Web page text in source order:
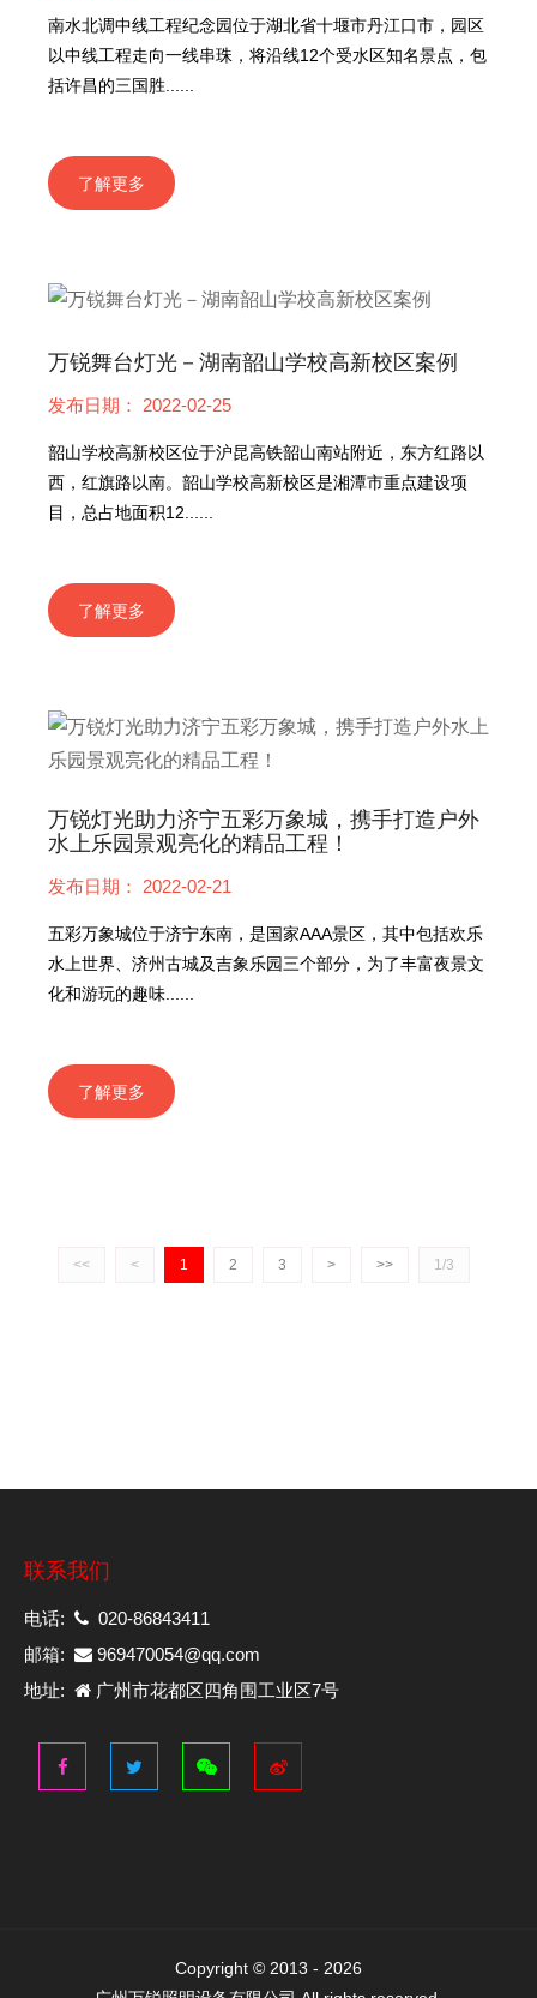
南水北调中线工程纪念园位于湖北省十堰市丹江口市，园区
以中线工程走向一线串珠，将沿线12个受水区知名景点，包
括许昌的三国胜......
了解更多
万锐舞台灯光－湖南韶山学校高新校区案例
发布日期： 2022-02-25
韶山学校高新校区位于沪昆高铁韶山南站附近，东方红路以
西，红旗路以南。韶山学校高新校区是湘潭市重点建设项
目，总占地面积12......
了解更多
万锐灯光助力济宁五彩万象城，携手打造户外
水上乐园景观亮化的精品工程！
发布日期： 2022-02-21
五彩万象城位于济宁东南，是国家AAA景区，其中包括欢乐
水上世界、济州古城及吉象乐园三个部分，为了丰富夜景文
化和游玩的趣味......
了解更多
<< < 1 2 3 > >> 1/3
联系我们
电话:
020-86843411
邮箱:
969470054@qq.com
地址:
广州市花都区四角围工业区7号
Copyright © 2013 - 2026